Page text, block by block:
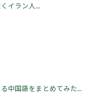
イラン人...
中国語をまとめてみた...